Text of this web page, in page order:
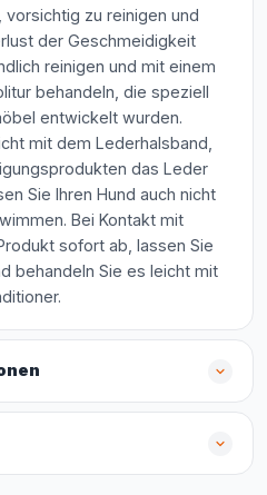
zu reinigen und
der Geschmeidigkeit
reinigen und mit einem
behandeln, die speziell
entwickelt wurden.
mit dem Lederhalsband,
das Leder
Sie Ihren Hund auch nicht
Bei Kontakt mit
sofort ab, lassen Sie
behandeln Sie es leicht mit